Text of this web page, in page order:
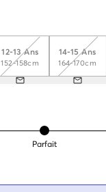
12-13 Ans
152-158cm
14-15 Ans
164-170cm
Parfait